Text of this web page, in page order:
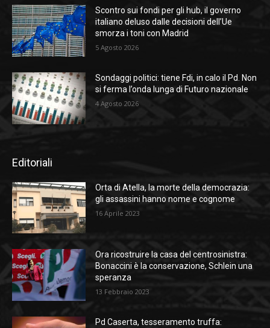
Scontro sui fondi per gli hub, il governo
italiano deluso dalle decisioni dell’Ue
smorza i toni con Madrid
5 Agosto 2026
Sondaggi politici: tiene Fdi, in calo il Pd. Non
si ferma l’onda lunga di Futuro nazionale
4 Agosto 2026
Editoriali
Orta di Atella, la morte della democrazia:
gli assassini hanno nome e cognome
16 Aprile 2023
Ora ricostruire la casa del centrosinistra:
Bonaccini è la conservazione, Schlein una
speranza
13 Febbraio 2023
Pd Caserta, tesseramento truffa: